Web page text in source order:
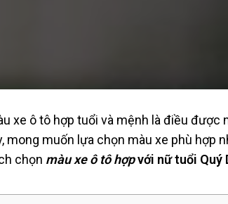
xe ô tô hợp tuổi và mệnh là điều
mong muốn lựa chọn màu xe phù
chọn màu xe ô tô hợpvới nữ tuổi Quý